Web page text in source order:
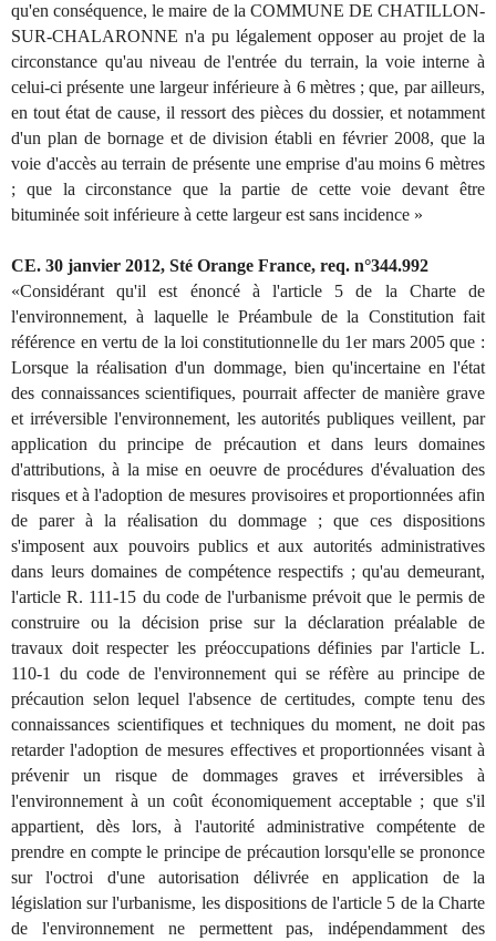
qu'en conséquence, le maire de la COMMUNE DE CHATILLON-
SUR-CHALARONNE n'a pu légalement opposer au projet de la
circonstance qu'au niveau de l'entrée du terrain, la voie interne à
celui-ci présente une largeur inférieure à 6 mètres ; que, par ailleurs,
en tout état de cause, il ressort des pièces du dossier, et notamment
d'un plan de bornage et de division établi en février 2008, que la
voie d'accès au terrain de présente une emprise d'au moins 6 mètres
; que la circonstance que la partie de cette voie devant être
bituminée soit inférieure à cette largeur est sans incidence »
CE. 30 janvier 2012, Sté Orange France, req. n°344.992
«Considérant qu'il est énoncé à l'article 5 de la Charte de
l'environnement, à laquelle le Préambule de la Constitution fait
référence en vertu de la loi constitutionnelle du 1er mars 2005 que :
Lorsque la réalisation d'un dommage, bien qu'incertaine en l'état
des connaissances scientifiques, pourrait affecter de manière grave
et irréversible l'environnement, les autorités publiques veillent, par
application du principe de précaution et dans leurs domaines
d'attributions, à la mise en oeuvre de procédures d'évaluation des
risques et à l'adoption de mesures provisoires et proportionnées afin
de parer à la réalisation du dommage ; que ces dispositions
s'imposent aux pouvoirs publics et aux autorités administratives
dans leurs domaines de compétence respectifs ; qu'au demeurant,
l'article R. 111-15 du code de l'urbanisme prévoit que le permis de
construire ou la décision prise sur la déclaration préalable de
travaux doit respecter les préoccupations définies par l'article L.
110-1 du code de l'environnement qui se réfère au principe de
précaution selon lequel l'absence de certitudes, compte tenu des
connaissances scientifiques et techniques du moment, ne doit pas
retarder l'adoption de mesures effectives et proportionnées visant à
prévenir un risque de dommages graves et irréversibles à
l'environnement à un coût économiquement acceptable ; que s'il
appartient, dès lors, à l'autorité administrative compétente de
prendre en compte le principe de précaution lorsqu'elle se prononce
sur l'octroi d'une autorisation délivrée en application de la
législation sur l'urbanisme, les dispositions de l'article 5 de la Charte
de l'environnement ne permettent pas, indépendamment des